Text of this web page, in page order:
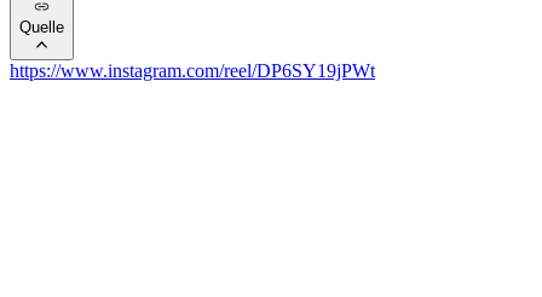
Quelle
https://www.instagram.com/reel/DP6SY19jPWt